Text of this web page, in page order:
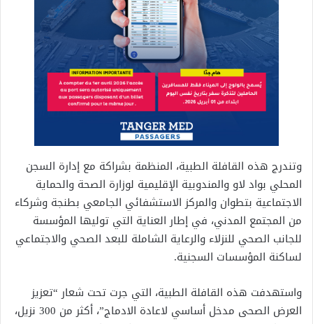
وتندرج هذه القافلة الطبية، المنظمة بشراكة مع إدارة السجن
المحلي بواد لاو والمندوبية الإقليمية لوزارة الصحة والحماية
الاجتماعية بتطوان والمركز الاستشفائي الجامعي بطنجة وشركاء
من المجتمع المدني، في إطار العناية التي توليها المؤسسة
للجانب الصحي للنزلاء والرعاية الشاملة للبعد الصحي والاجتماعي
لساكنة المؤسسات السجنية.
واستهدفت هذه القافلة الطبية، التي جرت تحت شعار “تعزيز
العرض الصحى مدخل أساسي لاعادة الادماج”، أكثر من 300 نزيل،